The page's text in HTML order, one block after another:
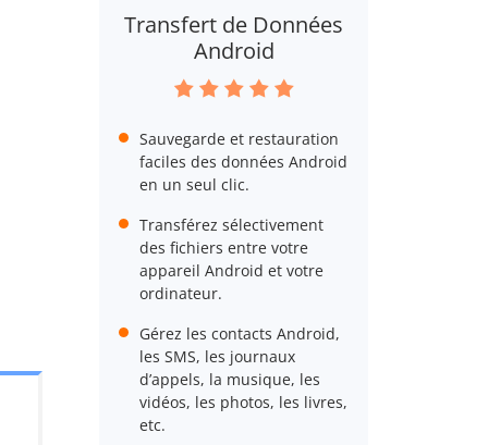
Transfert de Données
Android
Sauvegarde et restauration
faciles des données Android
en un seul clic.
Transférez sélectivement
des fichiers entre votre
appareil Android et votre
ordinateur.
Gérez les contacts Android,
les SMS, les journaux
d’appels, la musique, les
vidéos, les photos, les livres,
etc.